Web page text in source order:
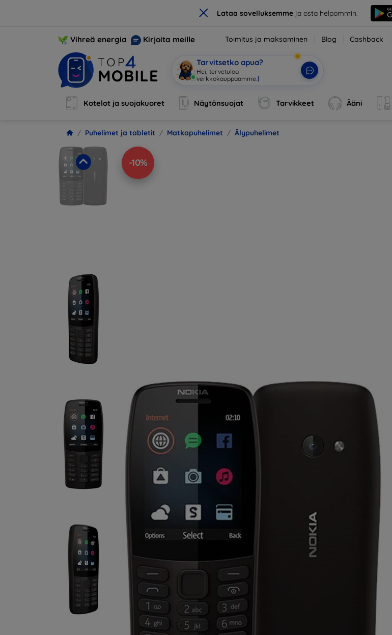
× Lataa sovelluksemmeja osta helpommin.
Vihreä energia Kirjoita meille Toimitus ja maksaminen Blog Cashback
Tarvitsetko apua?
Hei, |
Kotelot ja suojakuoret Näytönsuojat Tarvikkeet Ääni
Puhelimet ja tabletit Matkapuhelimet Älypuhelimet
-10%